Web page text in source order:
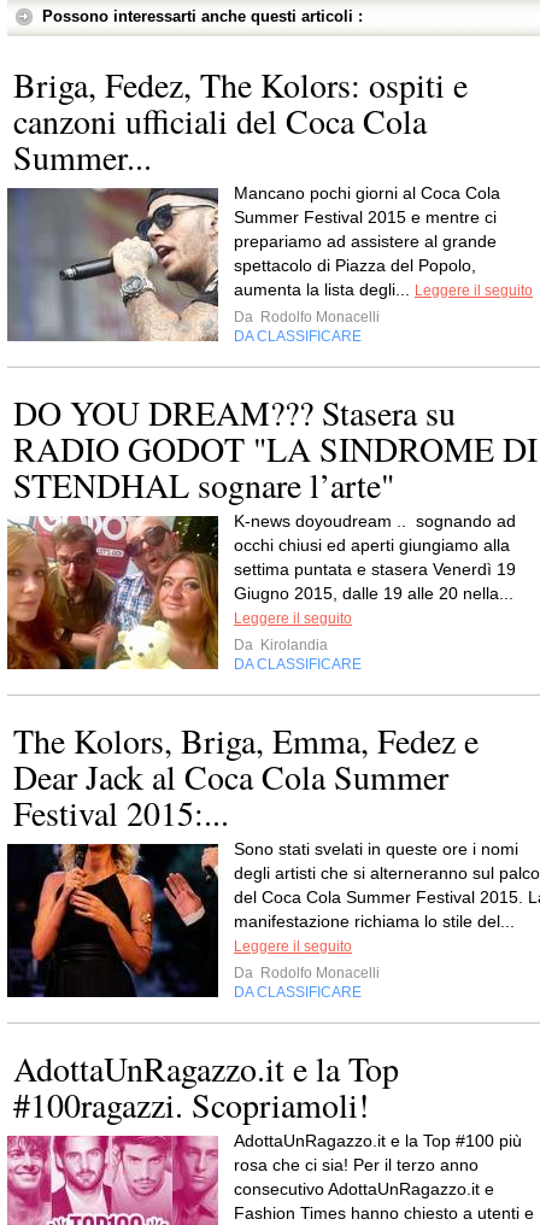
Possono interessarti anche questi articoli :
Briga, Fedez, The Kolors: ospiti e
canzoni ufficiali del Coca Cola
Summer...
Mancano pochi giorni al Coca Cola
Summer Festival 2015 e mentre ci
prepariamo ad assistere al grande
spettacolo di Piazza del Popolo,
aumenta la lista degli...
Leggere il seguito
Da Rodolfo Monacelli
DA CLASSIFICARE
DO YOU DREAM??? Stasera su
RADIO GODOT "LA SINDROME DI
STENDHAL sognare l’arte"
K-news doyoudream .. sognando ad
occhi chiusi ed aperti giungiamo alla
settima puntata e stasera Venerdì 19
Giugno 2015, dalle 19 alle 20 nella...
Leggere il seguito
Da Kirolandia
DA CLASSIFICARE
The Kolors, Briga, Emma, Fedez e
Dear Jack al Coca Cola Summer
Festival 2015:...
Sono stati svelati in queste ore i nomi
degli artisti che si alterneranno sul palco
del Coca Cola Summer Festival 2015.
manifestazione richiama lo stile del...
Leggere il seguito
Da Rodolfo Monacelli
DA CLASSIFICARE
AdottaUnRagazzo.it e la Top
#100ragazzi. Scopriamoli!
AdottaUnRagazzo.it e la Top #100 più
rosa che ci sia! Per il terzo anno
consecutivo AdottaUnRagazzo.it e
Fashion Times hanno chiesto a utenti e